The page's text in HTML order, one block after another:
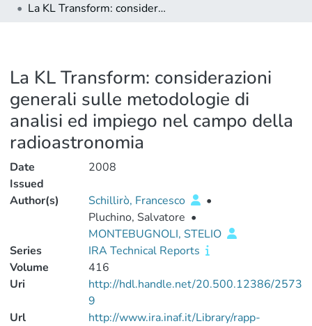
La KL Transform: considerazioni generali sulle metodologie di analisi ed impiego nel campo della radioastronomia
La KL Transform: considerazioni
generali sulle metodologie di
analisi ed impiego nel campo della
radioastronomia
Date
Issued
2008
Author(s) Schillirò, Francesco
•
Pluchino, Salvatore •
MONTEBUGNOLI, STELIO
Series
IRA Technical Reports
Volume
416
Uri
http://hdl.handle.net/20.500.12386/2573
9
Url
http://www.ira.inaf.it/Library/rapp-